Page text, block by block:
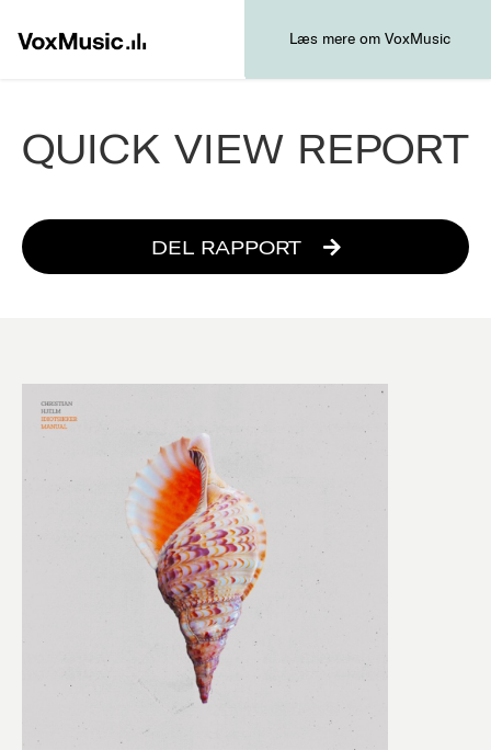
Læs mere om VoxMusic
QUICK VIEW REPORT
DEL RAPPORT